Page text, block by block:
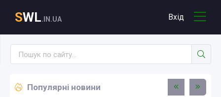
SWL.IN.UA Вхід
Популярні новини